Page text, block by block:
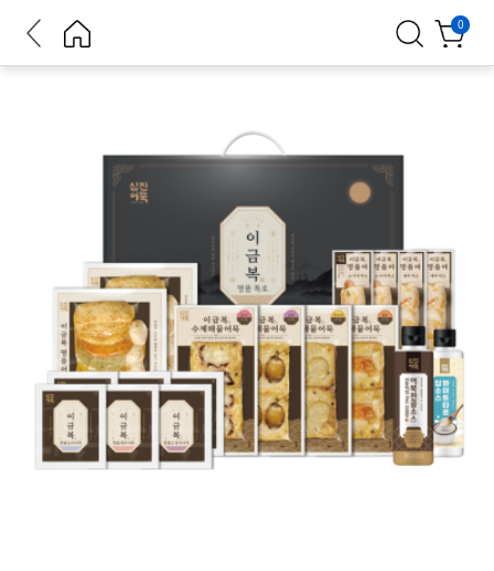
기
장바구
니
0